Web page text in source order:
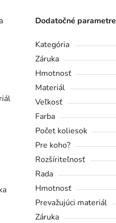
Dodatočné parametre
Kategória
Záruka
Hmotnosť
Materiál
Veľkosť
Farba
Počet koliesok
Pre koho?
Rozšíriteľnosť
Rada
Hmotnosť
Prevažujúci materiál
Záruka